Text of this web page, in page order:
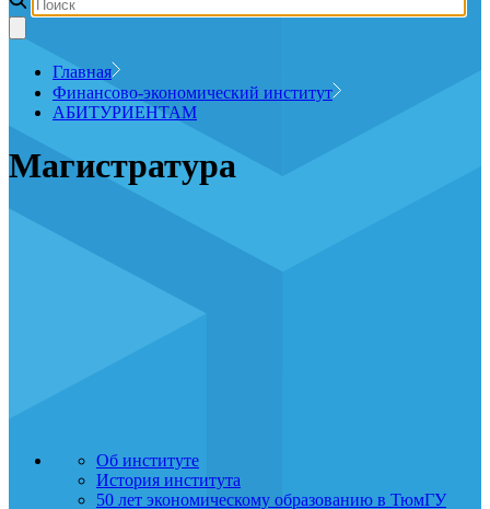
Главная
Финансово-экономический институт
АБИТУРИЕНТАМ
Магистратура
Об институте
История института
50 лет экономическому образованию в ТюмГУ